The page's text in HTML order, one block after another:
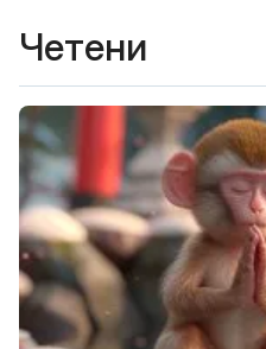
Четени